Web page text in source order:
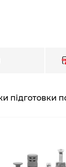
підготовки